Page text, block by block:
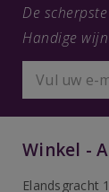
De
Handige
Winkel -
Elandsgracht